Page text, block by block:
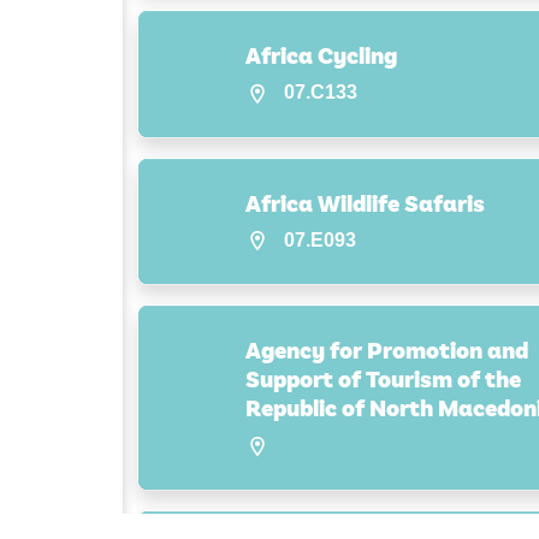
Africa Cycling
07.C133
Africa Wildlife Safaris
07.E093
Agency for Promotion and
Support of Tourism of the
Republic of North